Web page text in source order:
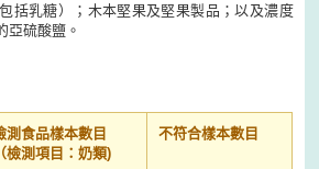
括乳糖）；木本堅果及堅果製品；以及濃度
亞硫酸鹽。
測食品樣本數目
（檢測項目：奶類)
不符合樣本數目